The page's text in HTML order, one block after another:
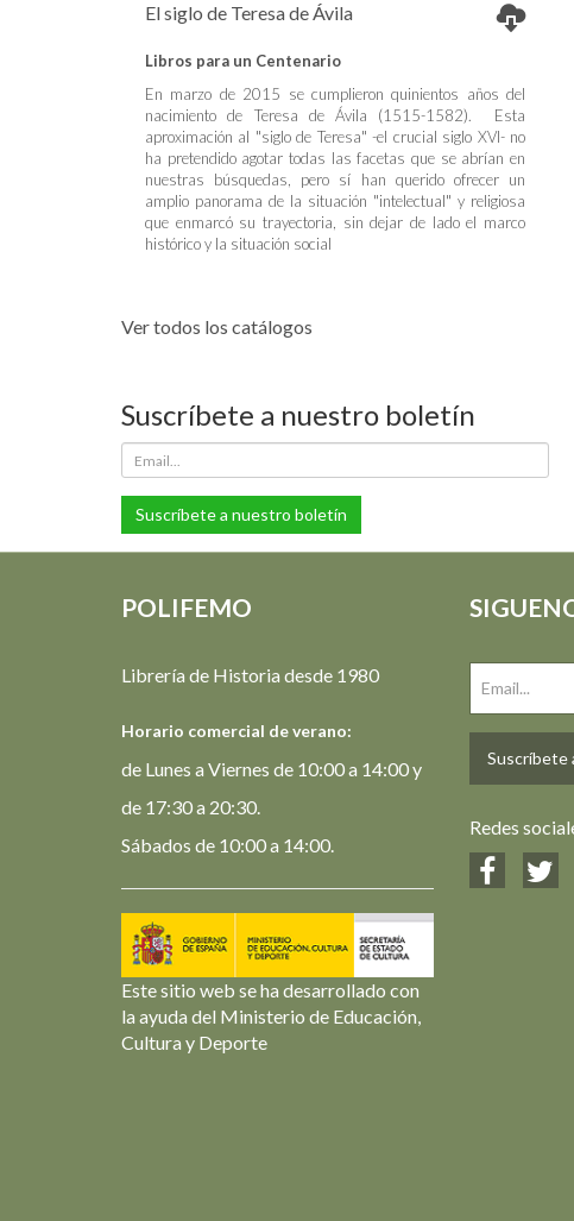
El siglo de Teresa de Ávila
Libros para un Centenario
En marzo de 2015 se cumplieron quinientos años del
nacimiento de Teresa de Ávila (1515-1582). Esta
aproximación al "siglo de Teresa" -el crucial siglo XVI- no
ha pretendido agotar todas las facetas que se abrían en
nuestras búsquedas, pero sí han querido ofrecer un
amplio panorama de la situación "intelectual" y religiosa
que enmarcó su trayectoria, sin dejar de lado el marco
histórico y la situación social
Ver todos los catálogos
Suscríbete a nuestro boletín
Suscríbete a nuestro boletín
POLIFEMO
Librería de Historia desde 1980
Horario comercial de verano:
de Lunes a Viernes de 10:00 a 14:00 y
de 17:30 a 20:30.
Sábados de 10:00 a 14:00.
Este sitio web se ha desarrollado con
la ayuda del Ministerio de Educación,
Cultura y Deporte
Suscríbete
Redes